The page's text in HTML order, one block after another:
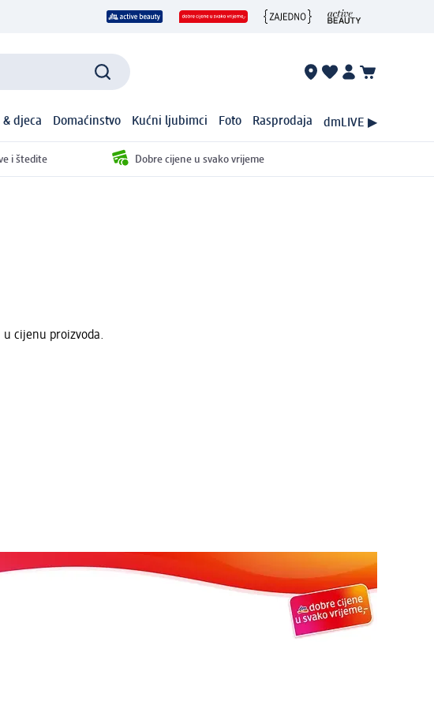
& djeca Domaćinstvo Kućni ljubimci Foto Rasprodaja dmLIVE ▶
i štedite Dobre cijene u svako vrijeme
cijenu proizvoda.